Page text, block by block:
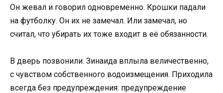
Он жевал и говорил одновременно. Крошки падали
на футболку. Он их не замечал. Или замечал, но
считал, что убирать их тоже входит в её обязанности.
В дверь позвонили. Зинаида вплыла величественно,
с чувством собственного водоизмещения. Приходила
всегда без предупреждения: предупреждение